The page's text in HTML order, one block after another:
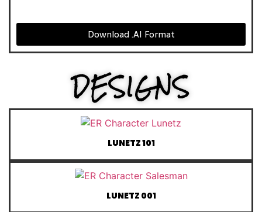
Download .AI Format
DESIGNS
LUNETZ 101
LUNETZ 001